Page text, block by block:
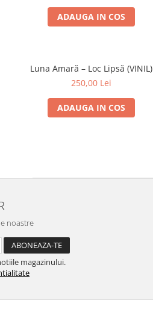
ADAUGA IN COS
Luna Amară – Loc Lipsă (VINIL)
250,00 Lei
ADAUGA IN COS
noastre
magazinului.